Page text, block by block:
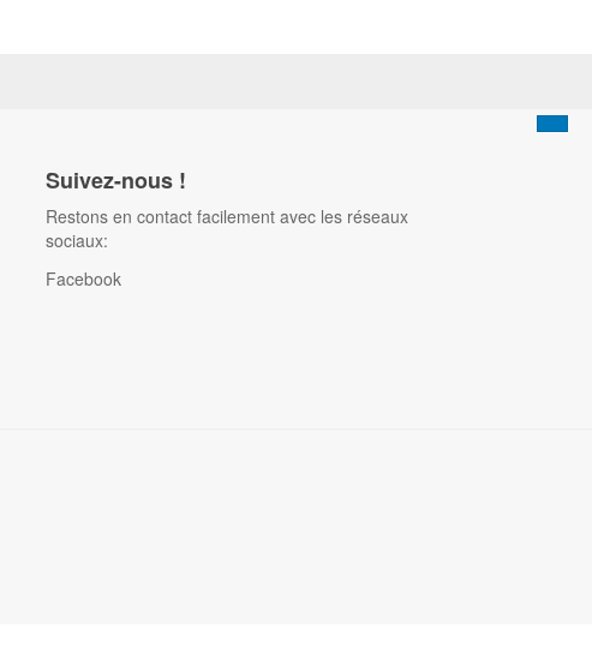
Suivez-nous !
Restons en contact facilement avec les réseaux
sociaux:
Facebook